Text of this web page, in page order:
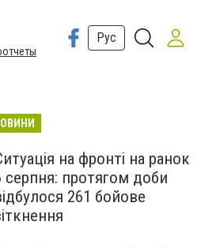
Рус
на фронті на ранок
серпня: протягом доби
261 бойове